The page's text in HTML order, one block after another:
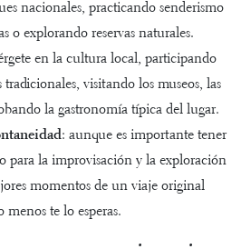
nacionales, practicando senderismo
o explorando reservas naturales.
en la cultura local, participando
tradicionales, visitando los museos, las
la gastronomía típica del lugar.
: aunque es importante tener
para la improvisación y la exploración
momentos de un viaje original
te lo esperas.